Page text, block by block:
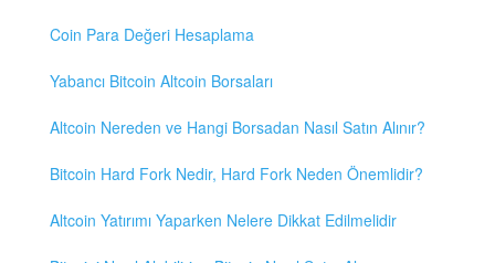
Coin Para Değeri Hesaplama
Yabancı Bitcoin Altcoin Borsaları
Altcoin Nereden ve Hangi Borsadan Nasıl Satın Alınır?
Bitcoin Hard Fork Nedir, Hard Fork Neden Önemlidir?
Altcoin Yatırımı Yaparken Nelere Dikkat Edilmelidir